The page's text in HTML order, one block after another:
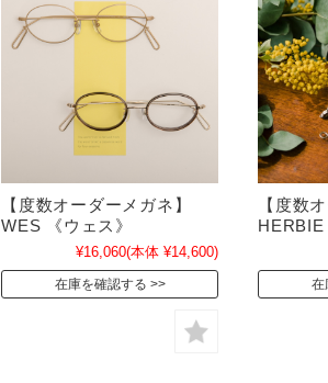
【度数オーダーメガネ】
WES 《ウェス》
¥16,060(本体 ¥14,600)
在庫を確認する
【度数
HERBIE
在